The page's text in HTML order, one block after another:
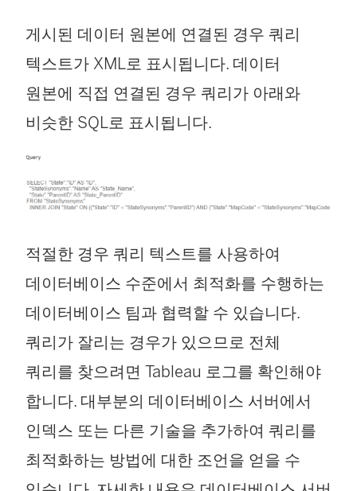
게시된 데이터 원본에 연결된 경우 쿼리
텍스트가 XML로 표시됩니다. 데이터
원본에 직접 연결된 경우 쿼리가 아래와
비슷한 SQL로 표시됩니다.
적절한 경우 쿼리 텍스트를 사용하여
데이터베이스 수준에서 최적화를 수행하는
데이터베이스 팀과 협력할 수 있습니다.
쿼리가 잘리는 경우가 있으므로 전체
쿼리를 찾으려면 Tableau 로그를 확인해야
합니다. 대부분의 데이터베이스 서버에서
인덱스 또는 다른 기술을 추가하여 쿼리를
최적화하는 방법에 대한 조언을 얻을 수